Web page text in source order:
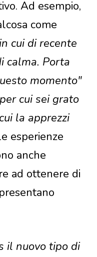
Ad esempio,
come
cui di recente
calma. Porta
momento"
cui sei grato
la apprezzi
esperienze
anche
ad ottenere di
il nuovo tipo di